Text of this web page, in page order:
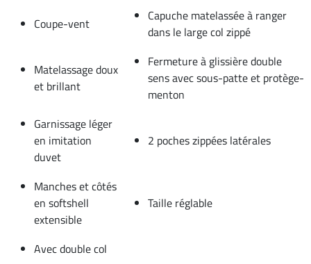
Coupe-vent
Capuche matelassée à ranger
dans le large col zippé
Matelassage doux
et brillant
Fermeture à glissière double
sens avec sous-patte et protège-
menton
Garnissage léger
en imitation
duvet
2 poches zippées latérales
Manches et côtés
en softshell
extensible
Taille réglable
Avec double col